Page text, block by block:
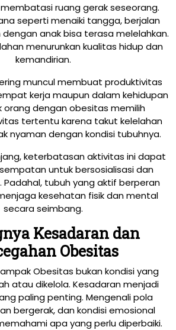
ruang gerak seseorang.
seperti menaiki tangga, berjalan
anak bisa terasa melelahkan.
menurunkan kualitas hidup dan
kemandirian.
muncul membuat produktivitas
kerja maupun dalam kehidupan
orang dengan obesitas memilih
tertentu karena takut kelelahan
nyaman dengan kondisi tubuhnya.
keterbatasan aktivitas ini dapat
untuk bersosialisasi dan
Padahal, tubuh yang aktif berperan
kesehatan fisik dan mental
secara seimbang.
Kesadaran dan
Obesitas
Obesitas bukan kondisi yang
atau dikelola. Kesadaran menjadi
paling penting. Mengenali pola
bergerak, dan kondisi emosional
apa yang perlu diperbaiki.